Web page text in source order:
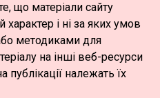
що матеріали сайту
і ні за яких умов
методиками для
на інші веб-ресурси
належать їх